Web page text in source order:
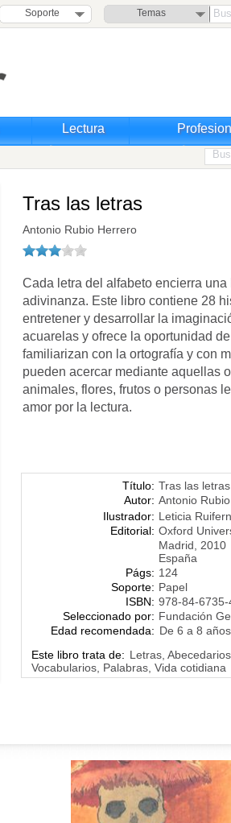
Soporte Temas
Lectura
Tras las letras
Antonio Rubio Herrero
Cada letra del alfabeto encierra
adivinanza. Este libro contiene 28
entretener y desarrollar la
acuarelas y ofrece la oportunidad
familiarizan con la ortografía y con
pueden acercar mediante aquellas
animales, flores, frutos o personas
amor por la lectura.
Título: Tras las letras
Autor: Antonio
Ilustrador: Leticia
Editorial: Oxford
Madrid, 2010
España
Págs: 124
Soporte: Papel
ISBN: 978-84-
Seleccionado por: Fundación
Edad recomendada: De 6 a 8 años
Este libro trata de: Letras,
Vocabularios, Palabras, Vida cotidiana